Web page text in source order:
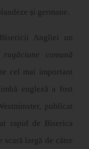
și germane.
Angliei un
comună
cel mai important
engleză a fost
publicat
rapid de Biserica
scară largă de către